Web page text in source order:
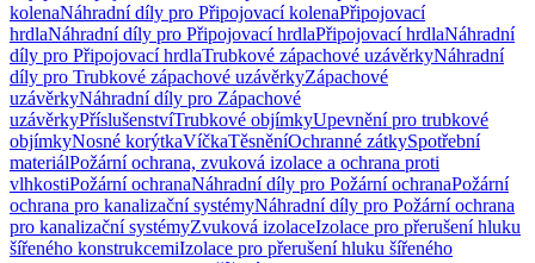
kolenaNáhradní díly pro Připojovací kolenaPřipojovací
hrdlaNáhradní díly pro Připojovací hrdlaPřipojovací hrdlaNáhradní
díly pro Připojovací hrdlaTrubkové zápachové uzávěrkyNáhradní
díly pro Trubkové zápachové uzávěrkyZápachové
uzávěrkyNáhradní díly pro Zápachové
uzávěrkyPříslušenstvíTrubkové objímkyUpevnění pro trubkové
objímkyNosné korýtkaVíčkaTěsněníOchranné zátkySpotřební
materiálPožární ochrana, zvuková izolace a ochrana proti
vlhkostiPožární ochranaNáhradní díly pro Požární ochranaPožární
ochrana pro kanalizační systémyNáhradní díly pro Požární ochrana
pro kanalizační systémyZvuková izolaceIzolace pro přerušení hluku
šířeného konstrukcemiIzolace pro přerušení hluku šířeného